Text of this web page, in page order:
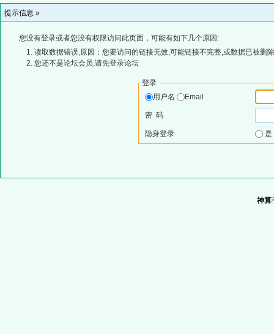
提示信息 »
您没有登录或者您没有权限访问此页面，可能有如下几个原因:
读取数据错误,原因：您要访问的链接无效,可能链接不完整,或数据已被删
您还不是论坛会员,请先登录论坛
登录
用户名
Email
密 码
隐身登录
神算